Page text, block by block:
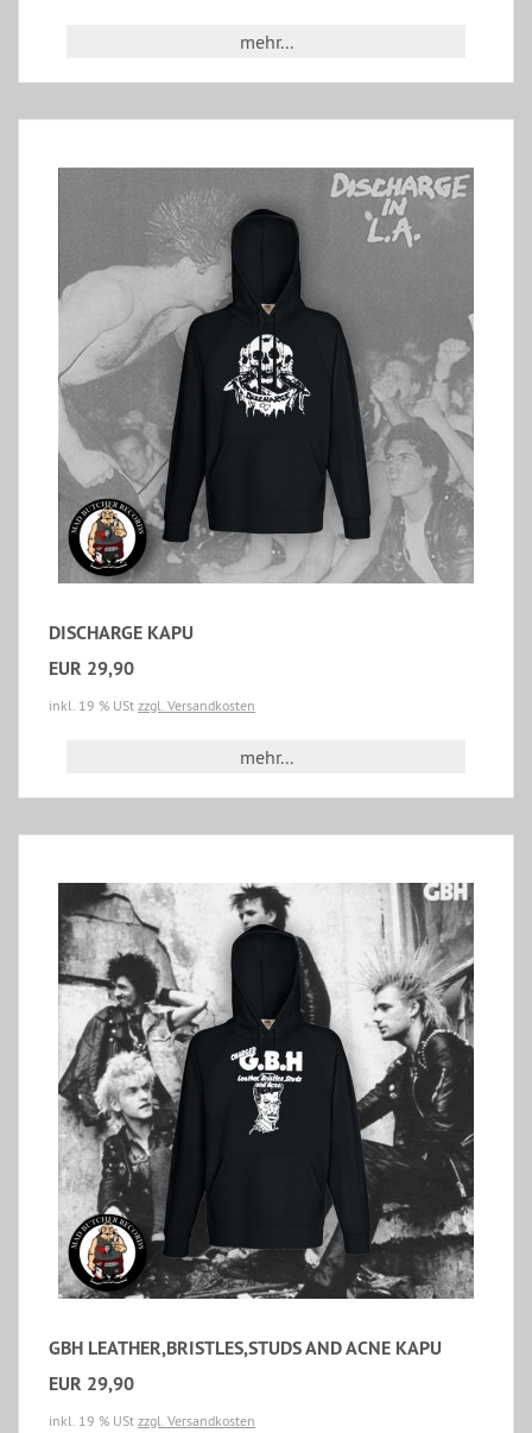
mehr...
DISCHARGE KAPU
EUR 29,90
inkl. 19 % USt zzgl. Versandkosten
mehr...
GBH LEATHER,BRISTLES,STUDS AND ACNE KAPU
EUR 29,90
inkl. 19 % USt zzgl. Versandkosten